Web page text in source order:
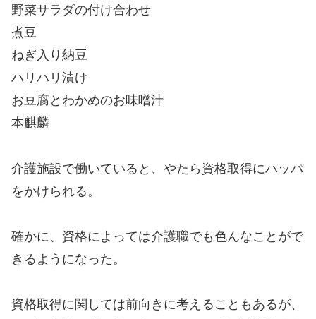
野菜サラダの付け合わせ
煮豆
ねぎ入り納豆
ハリハリ漬け
お豆腐とわかめのお味噌汁
本麒麟
介護施設で働いていると、やたら資格取得にハッパ
をかけられる。
確かに、資格によっては介護職でも色んなことがで
きるようになった。
資格取得に関しては前向きに考えることもあるが、